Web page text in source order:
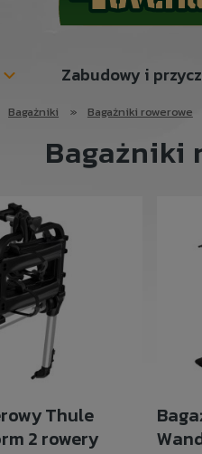
Zabudowy i
Bagażniki » Bagażniki rowerowe
Bagażniki
Thule
2 rowery